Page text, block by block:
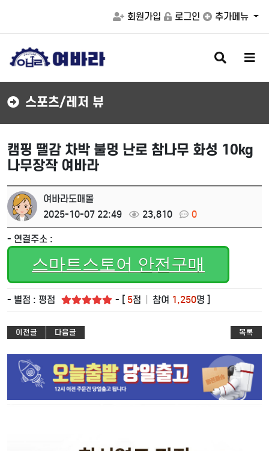
회원가입 로그인 추가메뉴
검
색
버
메
버
스포츠/레저 뷰
캠핑 땔감 차박 불멍 난로 참나무 화성 10kg
나무장작 여바라
여바라도매몰
2025-10-07 22:49
23,810 0
- 연결주소 :
스마트스토어 안전구매
- 별점 : 평점 - [ 5점 참여 1,250명 ]
이전글 다음글 목록